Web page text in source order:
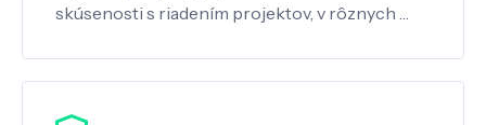
skúsenosti s riadením projektov, v rôznych …